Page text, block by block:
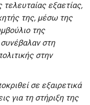
εξαετίας,
της, μέσω της
της
στη
στην
σε εξαιρετικά
για τη στήριξη της